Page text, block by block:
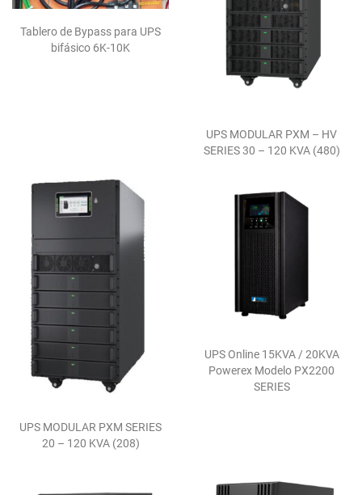
Tablero de Bypass para UPS
bifásico 6K-10K
UPS MODULAR PXM – HV
SERIES 30 – 120 KVA (480)
UPS MODULAR PXM SERIES
20 – 120 KVA (208)
UPS Online 15KVA / 20KVA
Powerex Modelo PX2200
SERIES